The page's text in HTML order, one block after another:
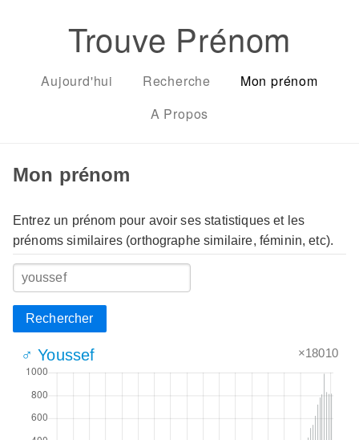
Trouve Prénom
Aujourd'hui Recherche
Mon prénom
A Propos
Mon prénom
Entrez un prénom pour avoir ses statistiques et les
prénoms similaires (orthographe similaire, féminin, etc).
Rechercher
♂ Youssef ×18010